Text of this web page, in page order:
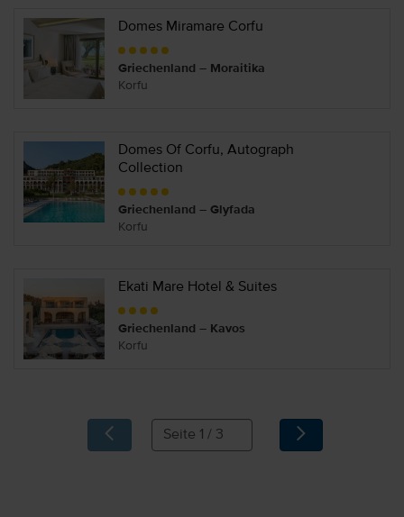
Domes Miramare Corfu
Griechenland – Moraitika
Korfu
Domes Of Corfu, Autograph
Collection
Griechenland – Glyfada
Korfu
Ekati Mare Hotel & Suites
Griechenland – Kavos
Korfu